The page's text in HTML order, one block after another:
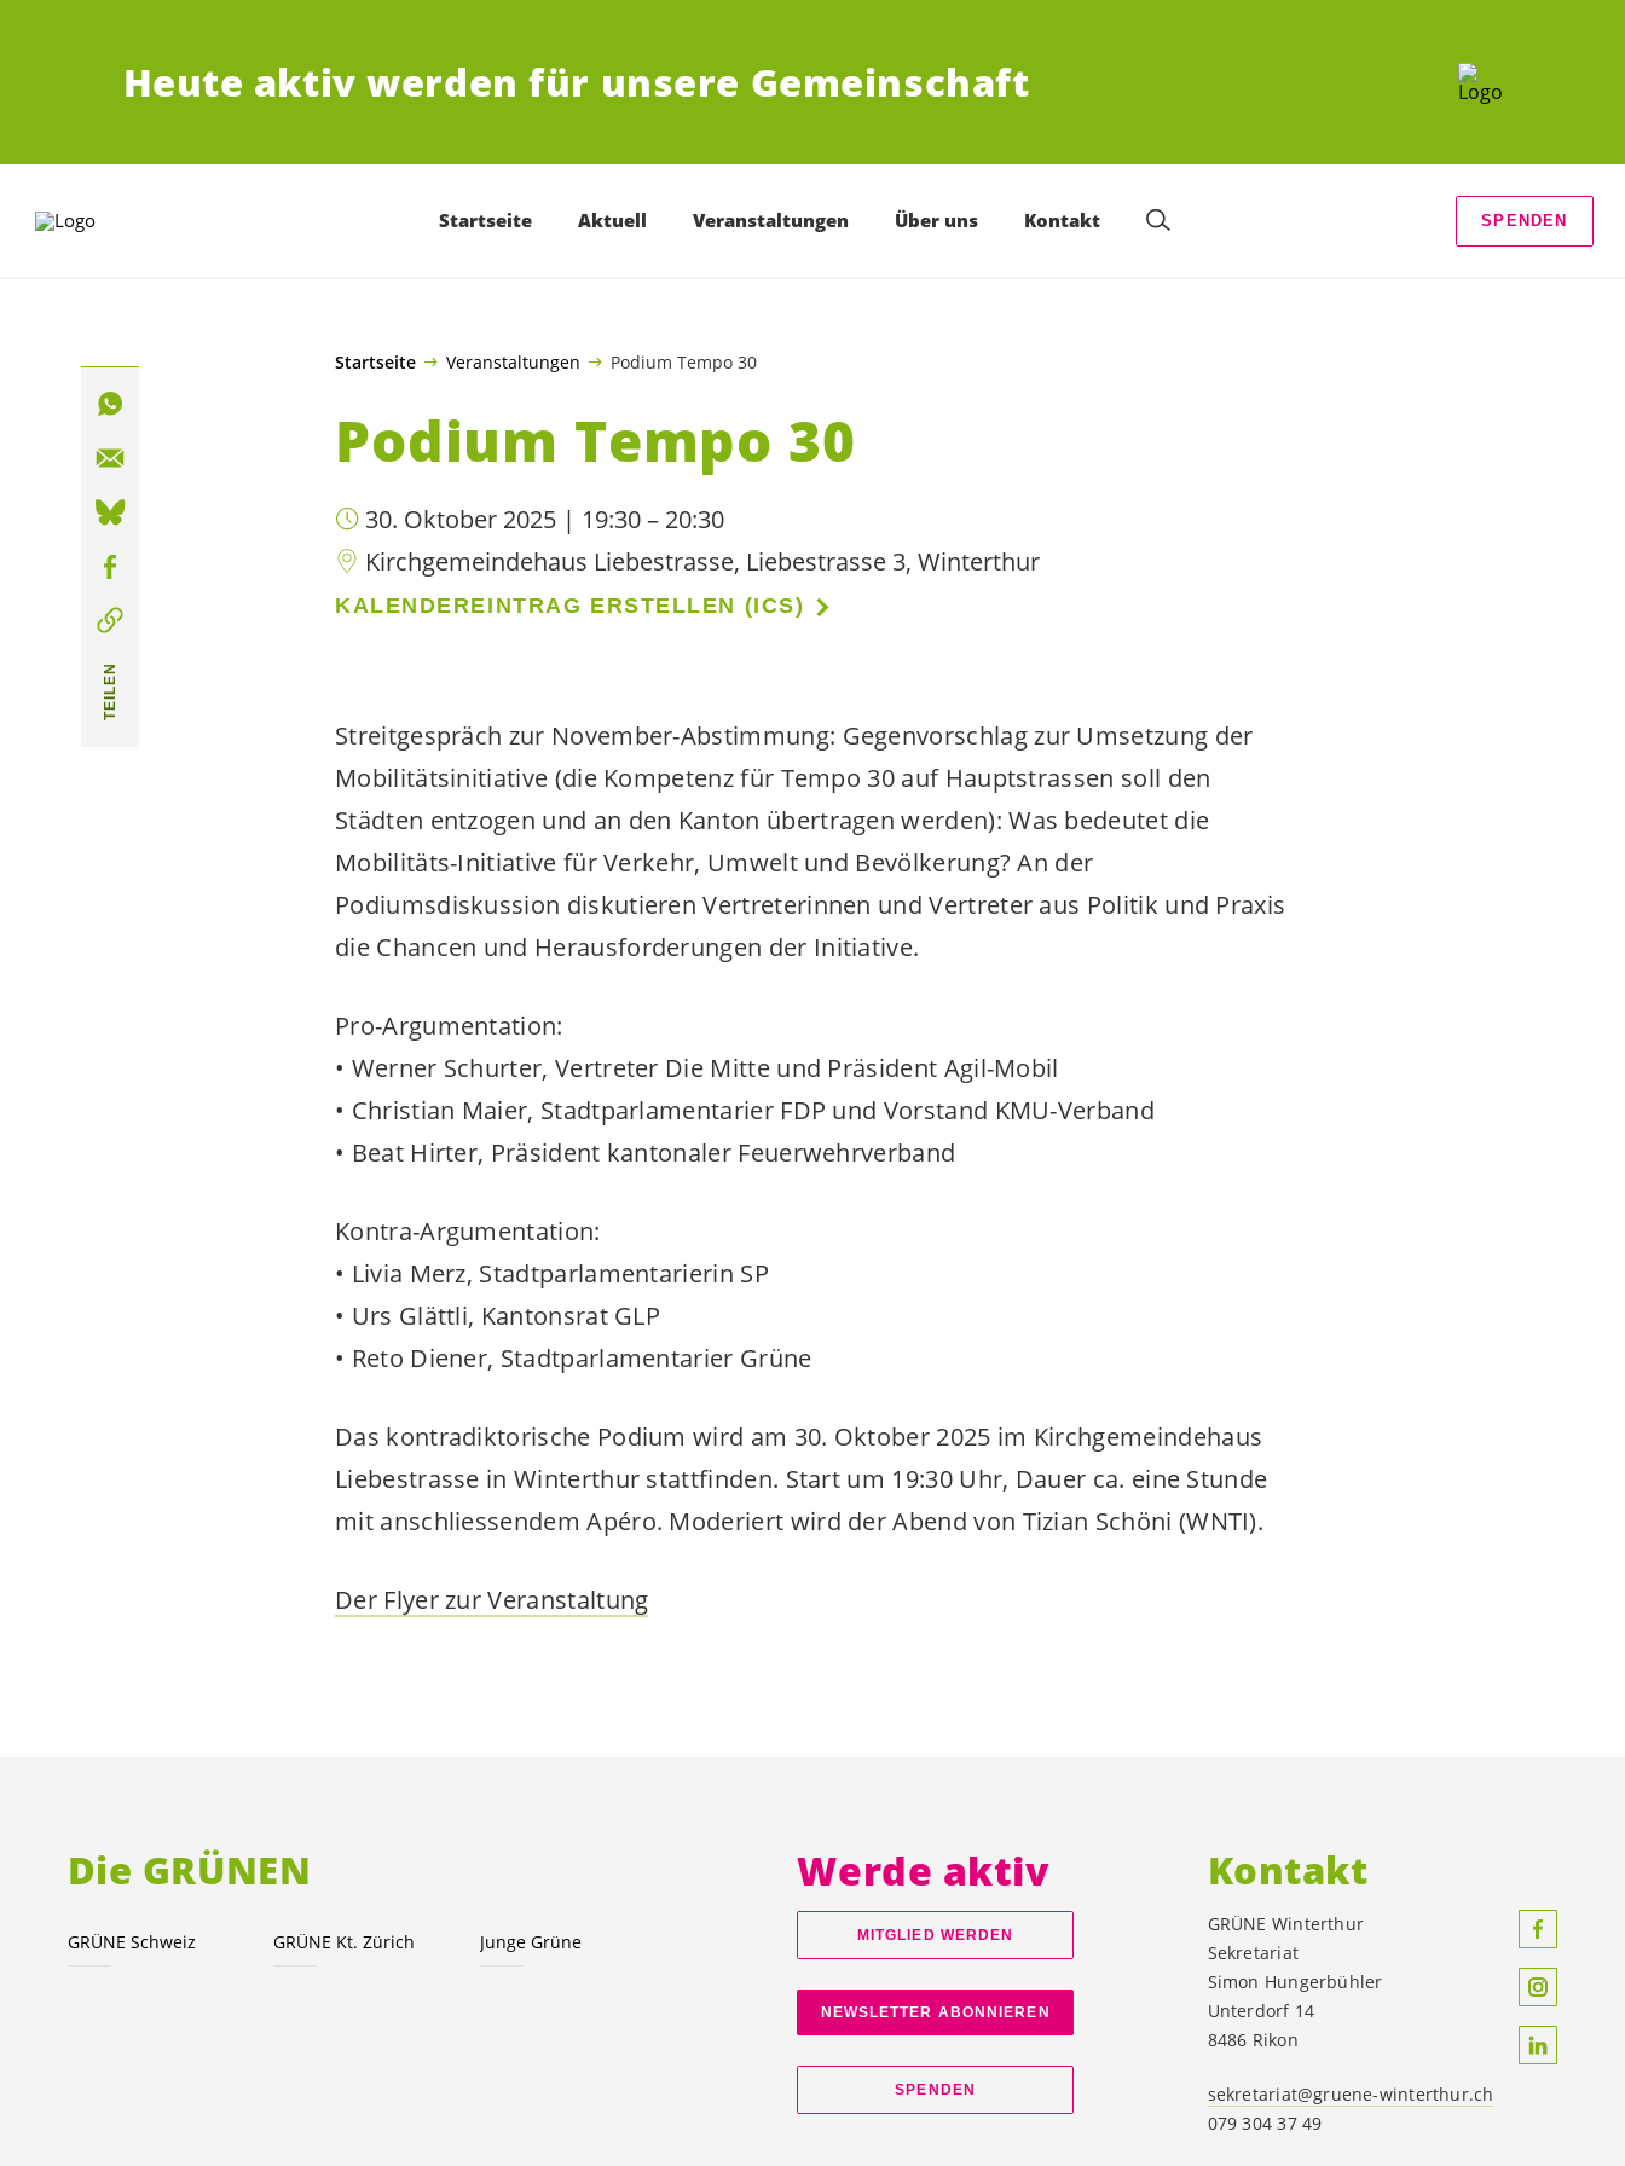
Heute aktiv werden für unsere Gemeinschaft
Startseite Aktuell Veranstaltungen Über uns Kontakt SPENDEN
Startseite Veranstaltungen Podium Tempo 30
Podium Tempo 30
30. Oktober 2025 | 19:30 – 20:30
Kirchgemeindehaus Liebestrasse, Liebestrasse 3, Winterthur
KALENDEREINTRAG ERSTELLEN (ICS)
Streitgespräch zur November-Abstimmung: Gegenvorschlag zur Umsetzung der
Mobilitätsinitiative (die Kompetenz für Tempo 30 auf Hauptstrassen soll den
Städten entzogen und an den Kanton übertragen werden): Was bedeutet die
Mobilitäts-Initiative für Verkehr, Umwelt und Bevölkerung? An der
Podiumsdiskussion diskutieren Vertreterinnen und Vertreter aus Politik und Praxis
die Chancen und Herausforderungen der Initiative.
Pro-Argumentation:
• Werner Schurter, Vertreter Die Mitte und Präsident Agil-Mobil
• Christian Maier, Stadtparlamentarier FDP und Vorstand KMU-Verband
• Beat Hirter, Präsident kantonaler Feuerwehrverband
Kontra-Argumentation:
• Livia Merz, Stadtparlamentarierin SP
• Urs Glättli, Kantonsrat GLP
• Reto Diener, Stadtparlamentarier Grüne
Das kontradiktorische Podium wird am 30. Oktober 2025 im Kirchgemeindehaus
Liebestrasse in Winterthur stattfinden. Start um 19:30 Uhr, Dauer ca. eine Stunde
mit anschliessendem Apéro. Moderiert wird der Abend von Tizian Schöni (WNTI).
Der Flyer zur Veranstaltung
TEILEN
Die GRÜNEN
GRÜNE Schweiz GRÜNE Kt. Zürich Junge Grüne
Werde aktiv
MITGLIED WERDEN
NEWSLETTER ABONNIEREN
SPENDEN
Kontakt
GRÜNE Winterthur
Sekretariat
Simon Hungerbühler
Unterdorf 14
8486 Rikon
sekretariat@gruene-winterthur.ch
079 304 37 49